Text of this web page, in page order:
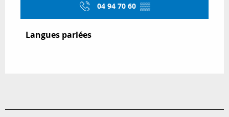
04 94 70 60 ▒▒
Langues parlées
Langues parlées